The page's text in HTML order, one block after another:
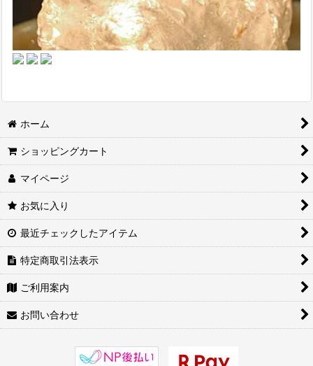
ホーム
ショッピングカート
マイページ
お気に入り
最近チェックしたアイテム
特定商取引法表示
ご利用案内
お問い合わせ